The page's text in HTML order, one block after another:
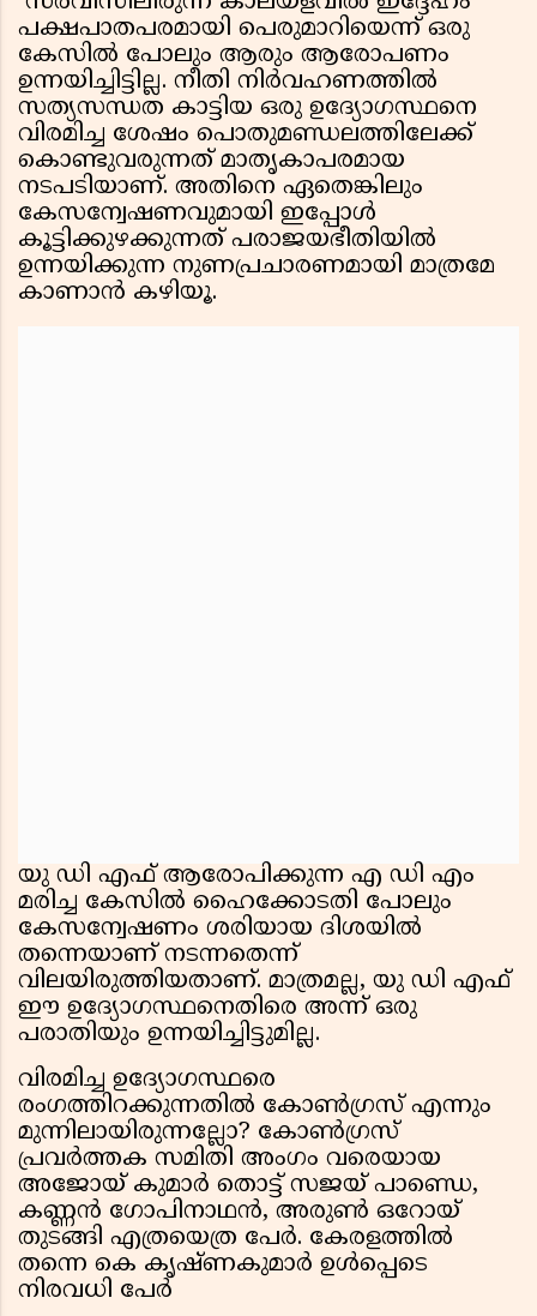
പക്ഷപാതപരമായി പെരുമാറിയെന്ന് ഒരു
കേസിൽ പോലും ആരും ആരോപണം
ഉന്നയിച്ചിട്ടില്ല. നീതി നിർവഹണത്തിൽ
സത്യസന്ധത കാട്ടിയ ഒരു ഉദ്യോഗസ്ഥനെ
വിരമിച്ച ശേഷം പൊതുമണ്ഡലത്തിലേക്ക്
കൊണ്ടുവരുന്നത് മാതൃകാപരമായ
നടപടിയാണ്. അതിനെ ഏതെങ്കിലും
കേസന്വേഷണവുമായി ഇപ്പോൾ
കൂട്ടിക്കുഴക്കുന്നത് പരാജയഭീതിയിൽ
ഉന്നയിക്കുന്ന നുണപ്രചാരണമായി മാത്രമേ
കാണാൻ കഴിയൂ.
യു ഡി എഫ് ആരോപിക്കുന്ന എ ഡി എം
മരിച്ച കേസിൽ ഹൈക്കോടതി പോലും
കേസന്വേഷണം ശരിയായ ദിശയിൽ
തന്നെയാണ് നടന്നതെന്ന്
വിലയിരുത്തിയതാണ്. മാത്രമല്ല, യു ഡി എഫ്
ഈ ഉദ്യോഗസ്ഥനെതിരെ അന്ന് ഒരു
പരാതിയും ഉന്നയിച്ചിട്ടുമില്ല.
വിരമിച്ച ഉദ്യോഗസ്ഥരെ
രംഗത്തിറക്കുന്നതിൽ കോൺഗ്രസ് എന്നും
മുന്നിലായിരുന്നല്ലോ? കോൺഗ്രസ്
പ്രവർത്തക സമിതി അംഗം വരെയായ
അജോയ് കുമാർ തൊട്ട് സജയ് പാണ്ഡെ,
കണ്ണൻ ഗോപിനാഥൻ, അരുൺ ഒറോയ്
തുടങ്ങി എത്രയെത്ര പേർ. കേരളത്തിൽ
തന്നെ കെ കൃഷ്ണകുമാർ ഉൾപ്പെടെ
നിരവധി പേർ